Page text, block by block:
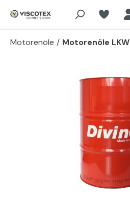
Zum Hauptinhalt springen
Motorenöle / Motorenöle LKW
Bildergalerie überspringen